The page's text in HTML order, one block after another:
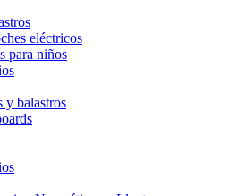
eléctricos
para niños
y balastros